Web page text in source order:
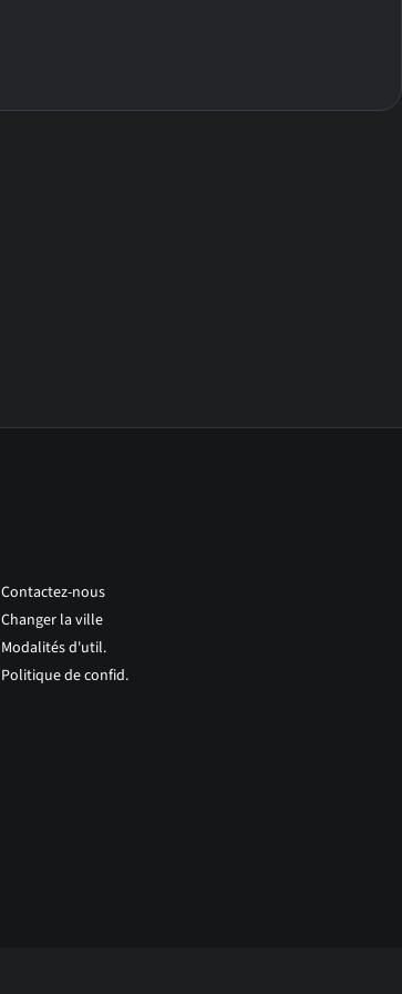
Contactez-nous
Changer la ville
Modalités d'util.
Politique de confid.